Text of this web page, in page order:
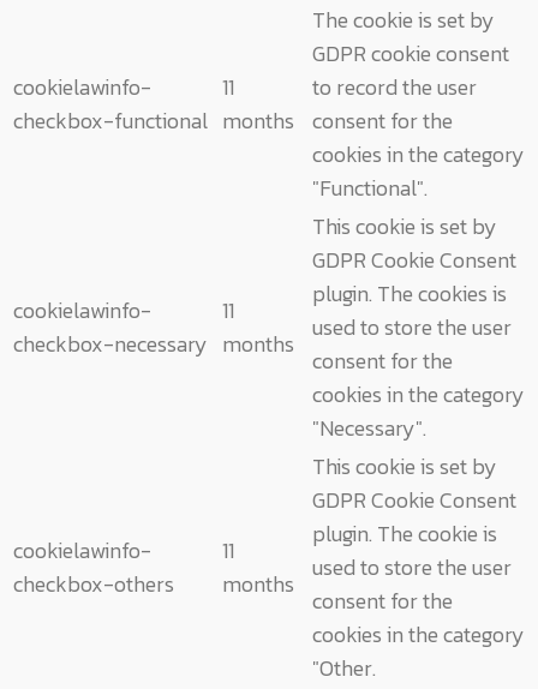
cookielawinfo-
checkbox-functional
11
months
The cookie is set by
GDPR cookie consent
to record the user
consent for the
cookies in the category
"Functional".
cookielawinfo-
checkbox-necessary
11
months
This cookie is set by
GDPR Cookie Consent
plugin. The cookies is
used to store the user
consent for the
cookies in the category
"Necessary".
cookielawinfo-
checkbox-others
11
months
This cookie is set by
GDPR Cookie Consent
plugin. The cookie is
used to store the user
consent for the
cookies in the category
"Other.